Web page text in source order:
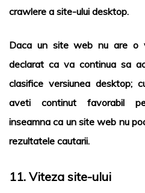
crawlere a site-ului desktop.
Daca un site web nu are o
declarat ca va continua sa
clasifice versiunea desktop;
aveti continut favorabil
inseamna ca un site web nu
rezultatele cautarii.
11. Viteza site-ului